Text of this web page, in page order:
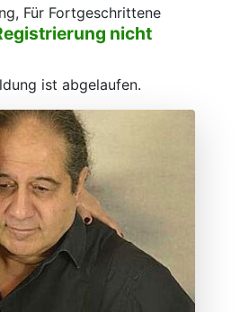
Für Fortgeschrittene
nicht
ist abgelaufen.